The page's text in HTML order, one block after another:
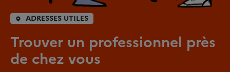
ADRESSES UTILES
Trouver un professionnel près
de chez vous